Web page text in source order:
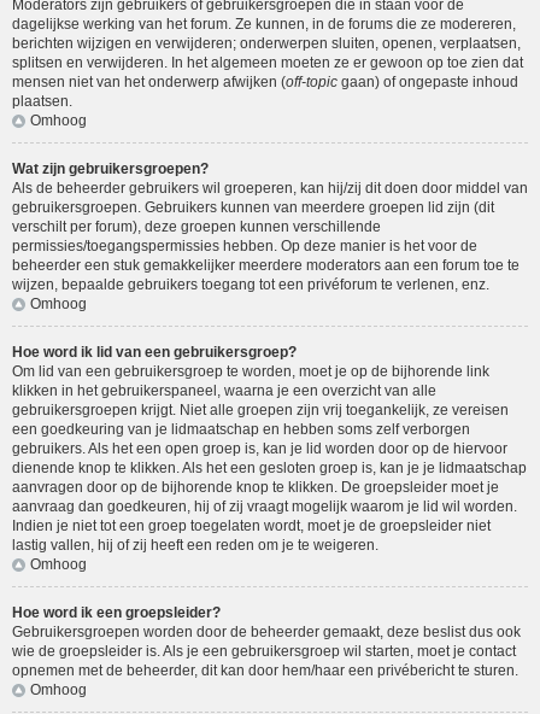
Moderators zijn gebruikers of gebruikersgroepen die in staan voor de
dagelijkse werking van het forum. Ze kunnen, in de forums die ze modereren,
berichten wijzigen en verwijderen; onderwerpen sluiten, openen, verplaatsen,
splitsen en verwijderen. In het algemeen moeten ze er gewoon op toe zien dat
mensen niet van het onderwerp afwijken (off-topic gaan) of ongepaste inhoud
plaatsen.
Omhoog
Wat zijn gebruikersgroepen?
Als de beheerder gebruikers wil groeperen, kan hij/zij dit doen door middel van
gebruikersgroepen. Gebruikers kunnen van meerdere groepen lid zijn (dit
verschilt per forum), deze groepen kunnen verschillende
permissies/toegangspermissies hebben. Op deze manier is het voor de
beheerder een stuk gemakkelijker meerdere moderators aan een forum toe te
wijzen, bepaalde gebruikers toegang tot een privéforum te verlenen, enz.
Omhoog
Hoe word ik lid van een gebruikersgroep?
Om lid van een gebruikersgroep te worden, moet je op de bijhorende link
klikken in het gebruikerspaneel, waarna je een overzicht van alle
gebruikersgroepen krijgt. Niet alle groepen zijn vrij toegankelijk, ze vereisen
een goedkeuring van je lidmaatschap en hebben soms zelf verborgen
gebruikers. Als het een open groep is, kan je lid worden door op de hiervoor
dienende knop te klikken. Als het een gesloten groep is, kan je je lidmaatschap
aanvragen door op de bijhorende knop te klikken. De groepsleider moet je
aanvraag dan goedkeuren, hij of zij vraagt mogelijk waarom je lid wil worden.
Indien je niet tot een groep toegelaten wordt, moet je de groepsleider niet
lastig vallen, hij of zij heeft een reden om je te weigeren.
Omhoog
Hoe word ik een groepsleider?
Gebruikersgroepen worden door de beheerder gemaakt, deze beslist dus ook
wie de groepsleider is. Als je een gebruikersgroep wil starten, moet je contact
opnemen met de beheerder, dit kan door hem/haar een privébericht te sturen.
Omhoog